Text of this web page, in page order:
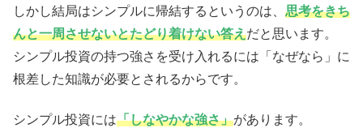
しかし結局はシンプルに帰結するというのは、 思考をきち
んと一周させないとたどり着けない答えだと思います。
シンプル投資の持つ強さを受け入れるには「なぜなら」に
根差した知識が必要とされるからです。
シンプル投資には「しなやかな強さ」があります。